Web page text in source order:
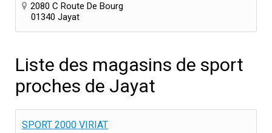
2080 C Route De Bourg
01340 Jayat
Liste des magasins de sport
proches de Jayat
SPORT 2000 VIRIAT